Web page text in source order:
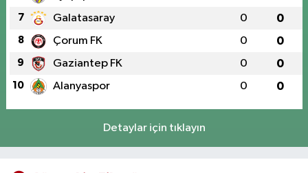
7 Galatasaray 0 0
8 Çorum FK 0 0
9 Gaziantep FK 0 0
10 Alanyaspor 0 0
Detaylar için tıklayın